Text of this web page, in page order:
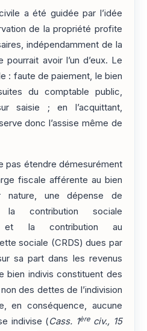
a été guidée par l’idée
de la propriété profite
indépendamment de la
avoir l’un d’eux. Le
: faute de paiement, le bien
du comptable public,
saisie ; en l’acquittant,
donc l’assise même de
pas étendre démesurément
fiscale afférente au bien
nature, une dépense de
la contribution sociale
et la contribution au
sociale (CRDS) dues par
sa part dans les revenus
bien indivis constituent des
des dettes de l’indivision
en conséquence, aucune
indivise (Cass. 1èreciv., 15